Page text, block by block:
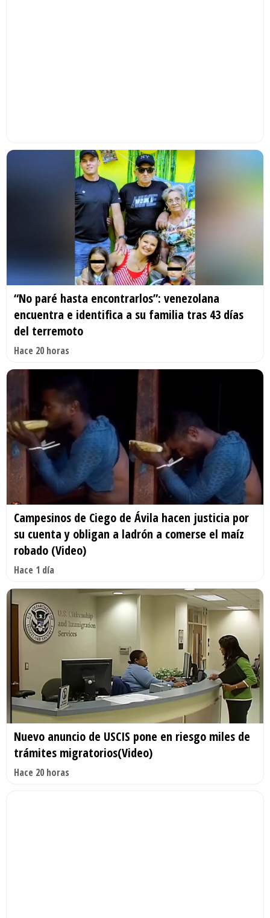
“No paré hasta encontrarlos”: venezolana
encuentra e identifica a su familia tras 43 días
del terremoto
Hace 20 horas
Campesinos de Ciego de Ávila hacen justicia por
su cuenta y obligan a ladrón a comerse el maíz
robado (Video)
Hace 1 día
Nuevo anuncio de USCIS pone en riesgo miles de
trámites migratorios(Video)
Hace 20 horas